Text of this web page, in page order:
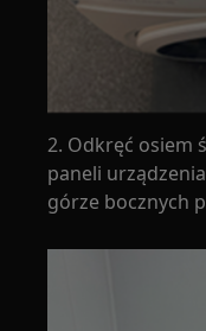
2. Odkręć osiem
paneli
górze bocznych